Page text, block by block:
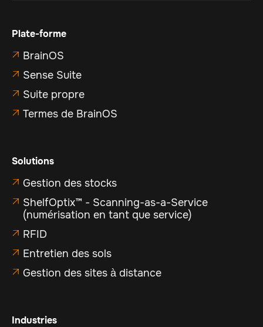
Plate-forme
 BrainOS
 Sense Suite
 Suite propre
 Termes de BrainOS
Solutions
 Gestion des stocks
 ShelfOptix™ - Scanning-as-a-Service
(numérisation en tant que service)
 RFID
 Entretien des sols
 Gestion des sites à distance
Industries